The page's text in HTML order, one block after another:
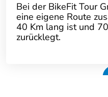
Bei der BikeFit Tour
eine eigene Route
40 Km lang ist und
zurücklegt.